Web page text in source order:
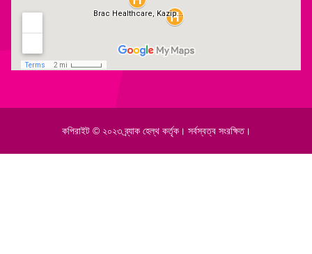
কপিরাইট © ২০২৩ ব্র্যাক হেল্‌থ কর্তৃক। সর্বস্বত্ব সংরক্ষিত।